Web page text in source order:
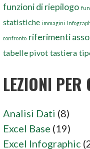
funzioni di riepilogo
statistiche immagini
confronto riferimenti
tabelle pivot tastiera
LEZIONI PER
Analisi Dati (8)
Excel Base (19)
Excel Infographic